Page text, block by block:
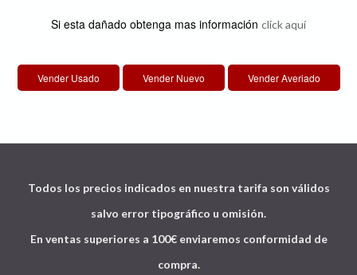
Si esta dañado obtenga mas información click aquí
Todos los precios indicados en nuestra tarifa son válidos
salvo error tipográfico u omisión.
En ventas superiores a 100€ enviaremos conformidad de
compra.